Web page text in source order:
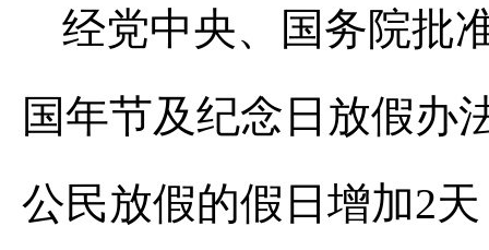
经党中央、国务院批
国年节及纪念日放假办
公民放假的假日增加2